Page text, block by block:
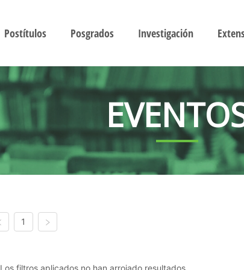
Postítulos Posgrados Investigación
1
Los filtros aplicados no han arrojado resultados